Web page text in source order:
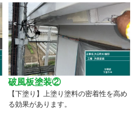
破風板塗装②
【下塗り】上塗り塗料の密着性を高め
る効果があります。